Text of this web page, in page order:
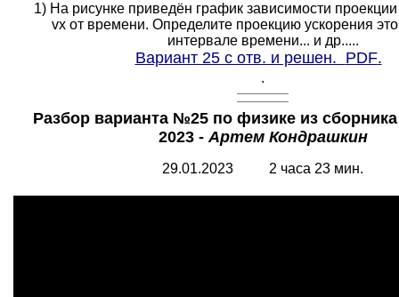
1) На рисунке приведён график зависимости проекции
vx от времени. Определите проекцию ускорения
интервале времени... и др.....
Вариант 25 с отв. и решен. PDF.
.
Разбор варианта №25 по физике из
2023 -Артем Кондрашкин
29.01.2023 2 часа 23 мин.